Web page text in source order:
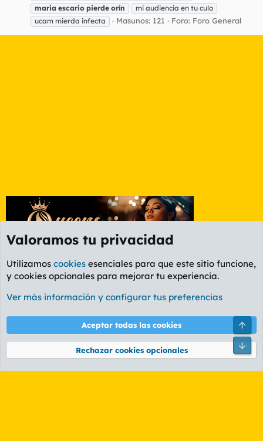
maria escario pierde orín
mi audiencia en tu culo
ucam mierda infecta
Masunos: 121 Foro: Foro General
Etiquetas
Cookies
PL OLDSTYLE AMARILLO
Términos y reglas Política de privacidad Ayuda
Community platform by XenForo® © 2010-2026 XenForo Ltd.
Valoramos tu privacidad
Utilizamos cookies esenciales para que este sitio funcione,
y cookies opcionales para mejorar tu experiencia.
Ver más información y configurar tus preferencias
Aceptar todas las cookies
Rechazar cookies opcionales
Pie